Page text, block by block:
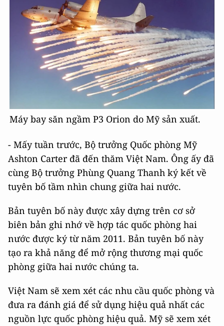
Máy bay săn ngầm P3 Orion do Mỹ sản xuất.
- Mấy tuần trước, Bộ trưởng Quốc phòng Mỹ
Ashton Carter đã đến thăm Việt Nam. Ông ấy đã
cùng Bộ trưởng Phùng Quang Thanh ký kết về
tuyên bố tầm nhìn chung giữa hai nước.
Bản tuyên bố này được xây dựng trên cơ sở
biên bản ghi nhớ về hợp tác quốc phòng hai
nước được ký từ năm 2011. Bản tuyên bố này
tạo ra khả năng để mở rộng thương mại quốc
phòng giữa hai nước chúng ta.
Việt Nam sẽ xem xét các nhu cầu quốc phòng và
đưa ra đánh giá để sử dụng hiệu quả nhất các
nguồn lực quốc phòng hiệu quả. Mỹ sẽ xem xét